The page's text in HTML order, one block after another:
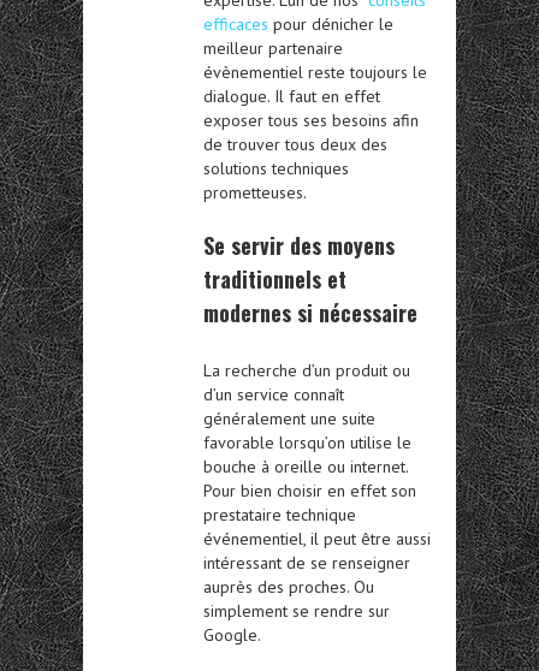
efficaces pour dénicher le
meilleur partenaire
évènementiel reste toujours le
dialogue. Il faut en effet
exposer tous ses besoins afin
de trouver tous deux des
solutions techniques
prometteuses.
Se servir des moyens
traditionnels et
modernes si nécessaire
La recherche d’un produit ou
d’un service connaît
généralement une suite
favorable lorsqu’on utilise le
bouche à oreille ou internet.
Pour bien choisir en effet son
prestataire technique
événementiel, il peut être aussi
intéressant de se renseigner
auprès des proches. Ou
simplement se rendre sur
Google.